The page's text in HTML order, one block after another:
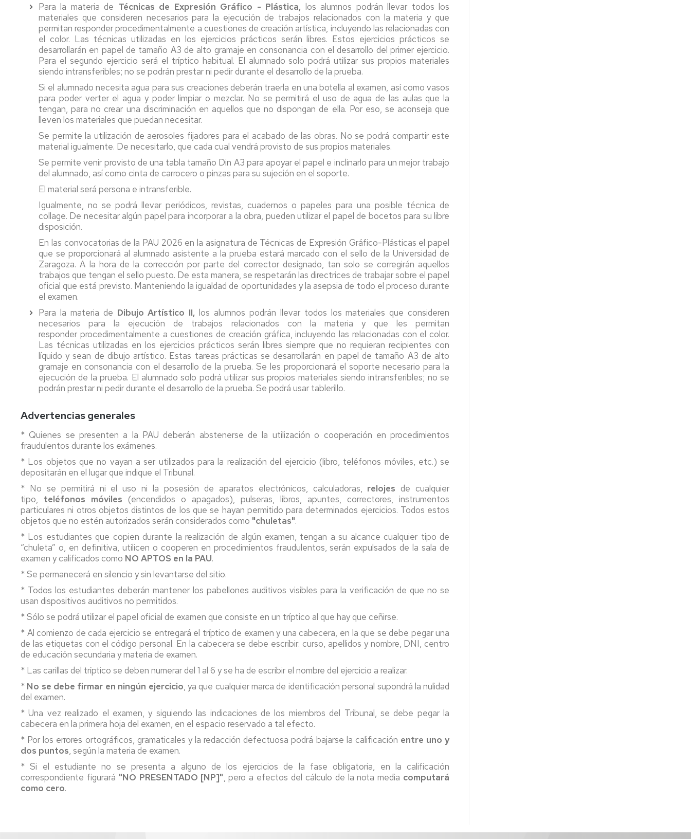
Para la materia de Técnicas de Expresión Gráfico - Plástica, los alumnos podrán llevar todos los
materiales que consideren necesarios para la ejecución de trabajos relacionados con la materia y que
permitan responder procedimentalmente a cuestiones de creación artística, incluyendo las relacionadas con
el color. Las técnicas utilizadas en los ejercicios prácticos serán libres. Estos ejercicios prácticos se
desarrollarán en papel de tamaño A3 de alto gramaje en consonancia con el desarrollo del primer ejercicio.
Para el segundo ejercicio será el tríptico habitual. El alumnado solo podrá utilizar sus propios materiales
siendo intransferibles; no se podrán prestar ni pedir durante el desarrollo de la prueba.
Si el alumnado necesita agua para sus creaciones deberán traerla en una botella al examen, así como vasos
para poder verter el agua y poder limpiar o mezclar. No se permitirá el uso de agua de las aulas que la
tengan, para no crear una discriminación en aquellos que no dispongan de ella. Por eso, se aconseja que
lleven los materiales que puedan necesitar.
Se permite la utilización de aerosoles fijadores para el acabado de las obras. No se podrá compartir este
material igualmente. De necesitarlo, que cada cual vendrá provisto de sus propios materiales.
Se permite venir provisto de una tabla tamaño Din A3 para apoyar el papel e inclinarlo para un mejor trabajo
del alumnado, así como cinta de carrocero o pinzas para su sujeción en el soporte.
El material será persona e intransferible.
Igualmente, no se podrá llevar periódicos, revistas, cuadernos o papeles para una posible técnica de
collage. De necesitar algún papel para incorporar a la obra, pueden utilizar el papel de bocetos para su libre
disposición.
En las convocatorias de la PAU 2026 en la asignatura de Técnicas de Expresión Gráfico-Plásticas el papel
que se proporcionará al alumnado asistente a la prueba estará marcado con el sello de la Universidad de
Zaragoza. A la hora de la corrección por parte del corrector designado, tan solo se corregirán aquellos
trabajos que tengan el sello puesto. De esta manera, se respetarán las directrices de trabajar sobre el papel
oficial que está previsto. Manteniendo la igualdad de oportunidades y la asepsia de todo el proceso durante
el examen.
Para la materia de Dibujo Artístico II,los alumnos podrán llevar todos los materiales que consideren
necesarios para la ejecución de trabajos relacionados con la materia y que les permitan
responder procedimentalmente a cuestiones de creación gráfica, incluyendo las relacionadas con el color.
Las técnicas utilizadas en los ejercicios prácticos serán libres siempre que no requieran recipientes con
líquido y sean de dibujo artístico. Estas tareas prácticas se desarrollarán en papel de tamaño A3 de alto
gramaje en consonancia con el desarrollo de la prueba. Se les proporcionará el soporte necesario para la
ejecución de la prueba. El alumnado solo podrá utilizar sus propios materiales siendo intransferibles; no se
podrán prestar ni pedir durante el desarrollo de la prueba. Se podrá usar tablerillo.
Advertencias generales
* Quienes se presenten a la PAU deberán abstenerse de la utilización o cooperación en procedimientos
fraudulentos durante los exámenes.
* Los objetos que no vayan a ser utilizados para la realización del ejercicio (libro, teléfonos móviles, etc.) se
depositarán en el lugar que indique el Tribunal.
* No se permitirá ni el uso ni la posesión de aparatos electrónicos, calculadoras, relojes de cualquier
tipo, teléfonos móviles (encendidos o apagados), pulseras, libros, apuntes, correctores, instrumentos
particulares ni otros objetos distintos de los que se hayan permitido para determinados ejercicios. Todos estos
objetos que no estén autorizados serán considerados como "chuletas".
* Los estudiantes que copien durante la realización de algún examen, tengan a su alcance cualquier tipo de
“chuleta” o, en definitiva, utilicen o cooperen en procedimientos fraudulentos, serán expulsados de la sala de
examen y calificados como NO APTOS en la PAU.
* Se permanecerá en silencio y sin levantarse del sitio.
* Todos los estudiantes deberán mantener los pabellones auditivos visibles para la verificación de que no se
usan dispositivos auditivos no permitidos.
* Sólo se podrá utilizar el papel oficial de examen que consiste en un tríptico al que hay que ceñirse.
* Al comienzo de cada ejercicio se entregará el tríptico de examen y una cabecera, en la que se debe pegar una
de las etiquetas con el código personal. En la cabecera se debe escribir: curso, apellidos y nombre, DNI, centro
de educación secundaria y materia de examen.
* Las carillas del tríptico se deben numerar del 1 al 6 y se ha de escribir el nombre del ejercicio a realizar.
* No se debe firmar en ningún ejercicio, ya que cualquier marca de identificación personal supondrá la nulidad
del examen.
* Una vez realizado el examen, y siguiendo las indicaciones de los miembros del Tribunal, se debe pegar la
cabecera en la primera hoja del examen, en el espacio reservado a tal efecto.
* Por los errores ortográficos, gramaticales y la redacción defectuosa podrá bajarse la calificación entre uno y
dos puntos, según la materia de examen.
* Si el estudiante no se presenta a alguno de los ejercicios de la fase obligatoria, en la calificación
correspondiente figurará "NO PRESENTADO [NP]", pero a efectos del cálculo de la nota media computará
como cero.